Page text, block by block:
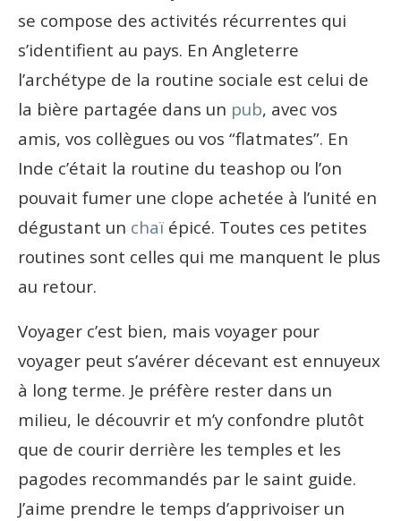
se compose des activités récurrentes qui
s’identifient au pays. En Angleterre
l’archétype de la routine sociale est celui de
la bière partagée dans un pub, avec vos
amis, vos collègues ou vos “flatmates”. En
Inde c’était la routine du teashop ou l’on
pouvait fumer une clope achetée à l’unité en
dégustant un chaï épicé. Toutes ces petites
routines sont celles qui me manquent le plus
au retour.
Voyager c’est bien, mais voyager pour
voyager peut s’avérer décevant est ennuyeux
à long terme. Je préfère rester dans un
milieu, le découvrir et m’y confondre plutôt
que de courir derrière les temples et les
pagodes recommandés par le saint guide.
J’aime prendre le temps d’apprivoiser un